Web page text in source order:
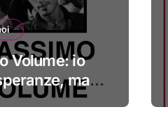
Volume: io
ma
cura